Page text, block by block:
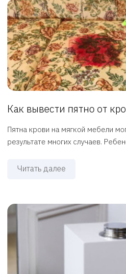
Как вывести пятно от
Пятна крови на мягкой мебели
результате многих случаев.
Читать далее